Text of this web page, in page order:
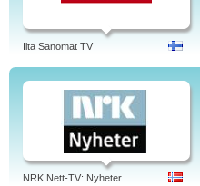
Ilta Sanomat TV
NRK Nett-TV: Nyheter